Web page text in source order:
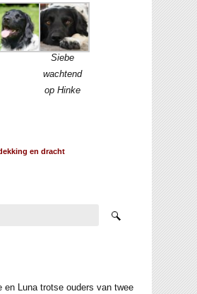
Siebe
wachtend
op Hinke
en dracht
en Luna trotse ouders van twee